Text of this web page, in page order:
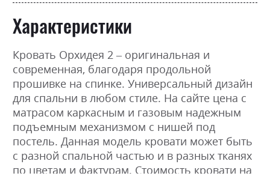
Характеристики
Кровать Орхидея 2 – оригинальная и
современная, благодаря продольной
прошивке на спинке. Универсальный дизайн
для спальни в любом стиле. На сайте цена с
матрасом каркасным и газовым надежным
подъемным механизмом с нишей под
постель. Данная модель кровати может быть
с разной спальной частью и в разных тканях
по цветам и фактурам. Стоимость кровати на